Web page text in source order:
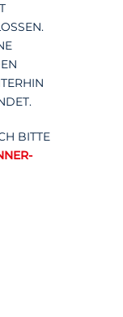
BITTE